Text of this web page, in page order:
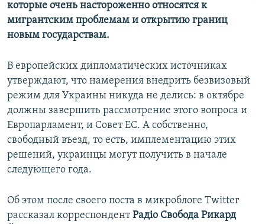
которые очень настороженно относятся к
мигрантским проблемам и открытию границ
новым государствам.
В европейских дипломатических источниках
утверждают, что намерения внедрить безвизовый
режим для Украины никуда не делись: в октябре
должны завершить рассмотрение этого вопроса и
Европарламент, и Совет ЕС. А собственно,
свободный въезд, то есть, имплементацию этих
решений, украинцы могут получить в начале
следующего года.
Об этом после своего поста в микроблоге Twitter
рассказал корреспондентРадіо Свобода Рикард